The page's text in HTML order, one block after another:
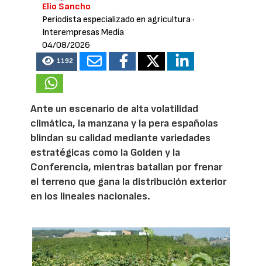
Elio Sancho
Periodista especializado en agricultura·
Interempresas Media
04/08/2026
1192
Ante un escenario de alta volatilidad
climática, la manzana y la pera españolas
blindan su calidad mediante variedades
estratégicas como la Golden y la
Conferencia, mientras batallan por frenar
el terreno que gana la distribución exterior
en los lineales nacionales.